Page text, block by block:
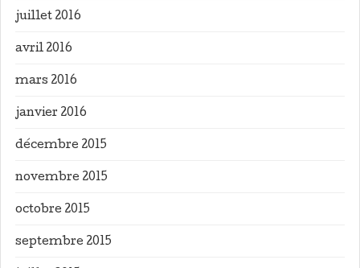
juillet 2016
avril 2016
mars 2016
janvier 2016
décembre 2015
novembre 2015
octobre 2015
septembre 2015